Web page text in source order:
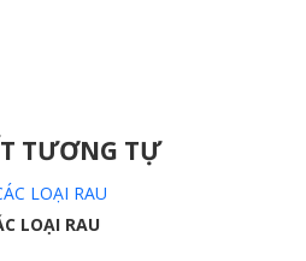
TƯƠNG TỰ
LOẠI RAU